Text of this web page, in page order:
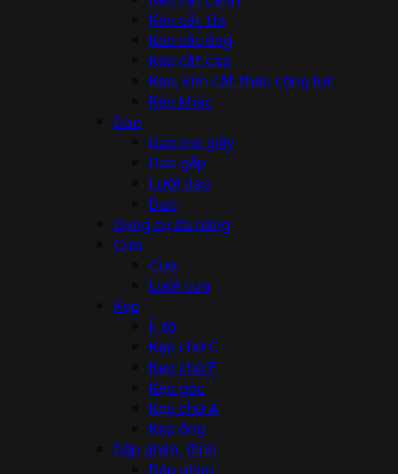
Kéo cắt tỉa
Kéo cắt ống
Kéo cắt cáp
Kéo, kìm cắt thép cộng lực
Kéo khác
Dao
Dao rọc giấy
Dao gấp
Lưỡi dao
Dao
Dụng cụ đa năng
Cưa
Cưa
Lưỡi cưa
Kẹp
Ê tô
Kẹp chữ C
Kẹp chữ F
Kẹp góc
Kẹp chữ A
Kẹp ống
Dập ghim, đinh
Dập ghim